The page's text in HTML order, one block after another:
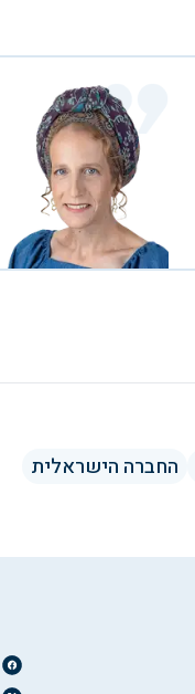
החברה הישראלית